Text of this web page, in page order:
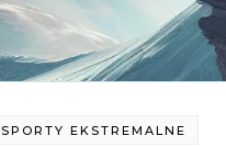
SPORTY EKSTREMALNE